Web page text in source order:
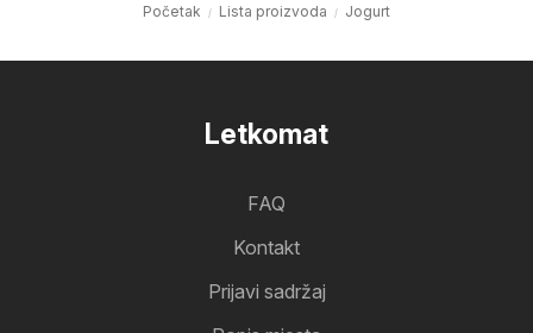
Početak Lista proizvoda Jogurt
Letkomat
FAQ
Kontakt
Prijavi sadržaj